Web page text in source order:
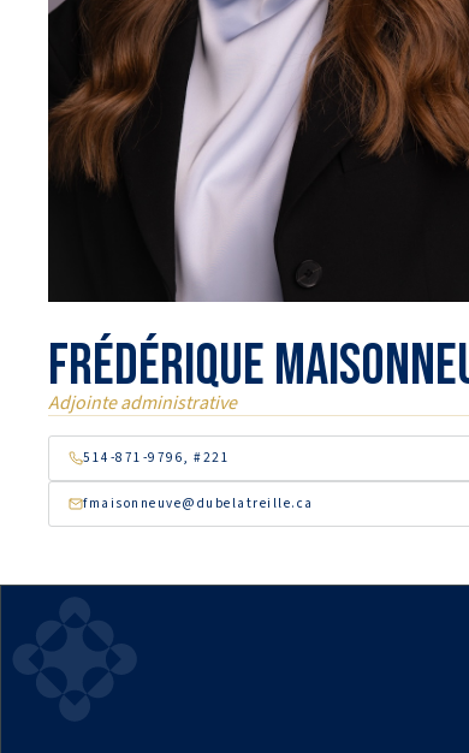
Frédérique
Adjointe administrative
514-871-9796, #221
fmaisonneuve@dubelatreille.ca